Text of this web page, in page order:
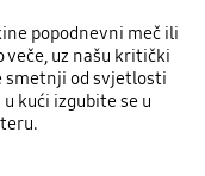
popodnevni meč ili
uz našu kritički
smetnji od svjetlosti
kući izgubite se u